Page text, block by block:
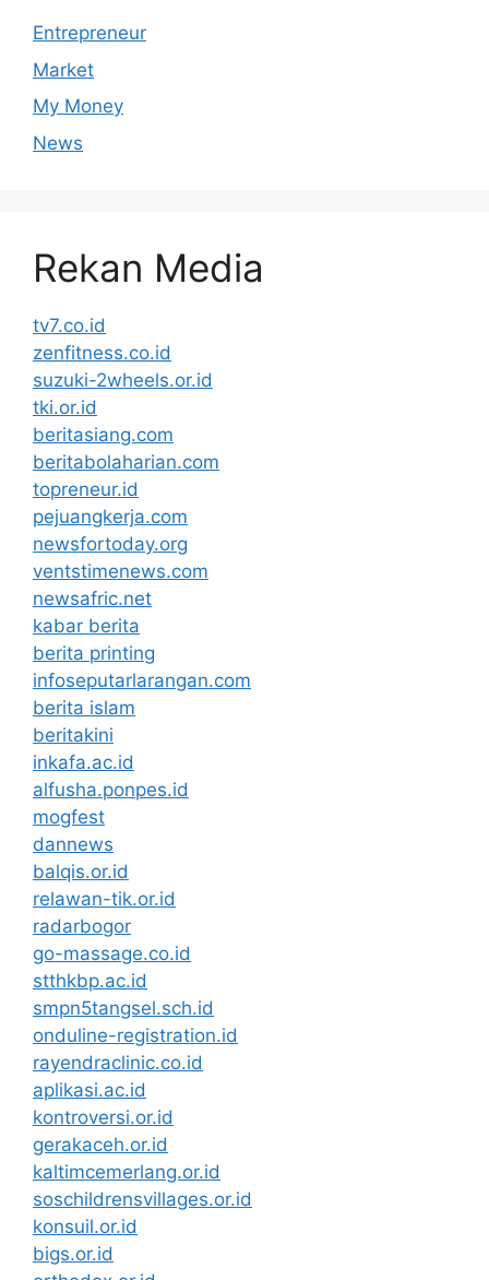
Entrepreneur
Market
My Money
News
Rekan Media
tv7.co.id
zenfitness.co.id
suzuki-2wheels.or.id
tki.or.id
beritasiang.com
beritabolaharian.com
topreneur.id
pejuangkerja.com
newsfortoday.org
ventstimenews.com
newsafric.net
kabar berita
berita printing
infoseputarlarangan.com
berita islam
beritakini
inkafa.ac.id
alfusha.ponpes.id
mogfest
dannews
balqis.or.id
relawan-tik.or.id
radarbogor
go-massage.co.id
stthkbp.ac.id
smpn5tangsel.sch.id
onduline-registration.id
rayendraclinic.co.id
aplikasi.ac.id
kontroversi.or.id
gerakaceh.or.id
kaltimcemerlang.or.id
soschildrensvillages.or.id
konsuil.or.id
bigs.or.id